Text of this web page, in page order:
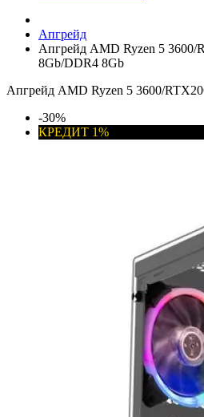
Апгрейд
Апгрейд AMD Ryzen 5 3600/
8Gb/DDR4 8Gb
Апгрейд AMD Ryzen 5 3600/
-30%
КРЕДИТ 1%